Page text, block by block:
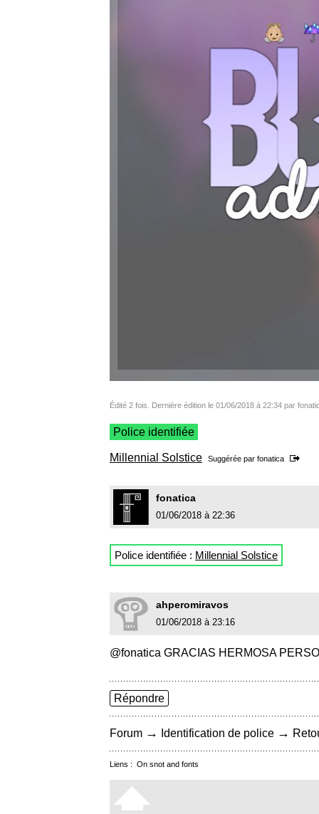
Édité 2 fois. Dernière édition le 01/06/2018 à 22:34 par
Police identifiée
Millennial Solstice Suggérée par fonatica
fonatica
01/06/2018 à 22:36
Police identifiée : Millennial Solstice
ahperomiravos
01/06/2018 à 23:16
@fonatica GRACIAS HERMOSA
Répondre
Forum → Identification de police →
Liens : On snot and fonts